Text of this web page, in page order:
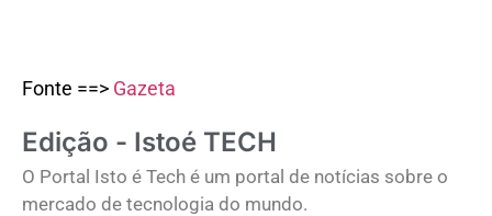
Fonte ==> Gazeta
Edição - Istoé TECH
O Portal Isto é Tech é um portal de notícias sobre o
mercado de tecnologia do mundo.